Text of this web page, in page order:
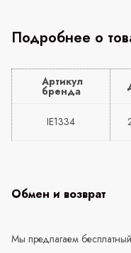
Подробнее о
Артикул
бренда
IE1334
Обмен и возврат
Мы предлагаем